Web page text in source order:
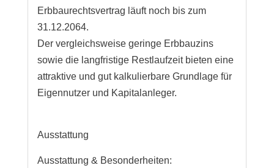
Erbbaurechtsvertrag läuft noch bis zum
31.12.2064.
Der vergleichsweise geringe Erbbauzins
sowie die langfristige Restlaufzeit bieten eine
attraktive und gut kalkulierbare Grundlage für
Eigennutzer und Kapitalanleger.
Ausstattung
Ausstattung & Besonderheiten: